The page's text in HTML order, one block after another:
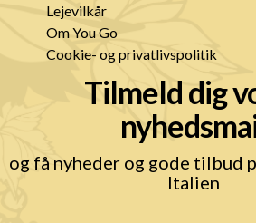
Lejevilkår
Om You Go
Cookie- og privatlivspolitik
Tilmeld dig
og få nyheder og gode tilbud
Italien